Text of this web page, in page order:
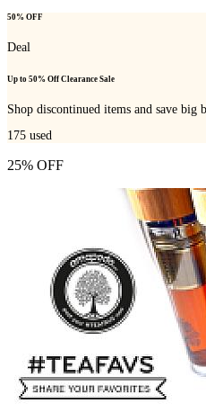
50% OFF
Deal
Up to 50% Off Clearance Sale
Shop discontinued items and save big
175 used
25% OFF